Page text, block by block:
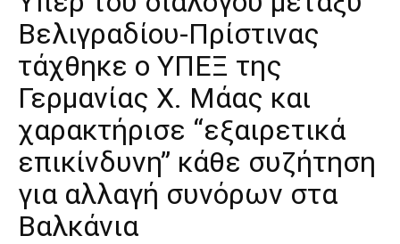
Βελιγραδίου-Πρίστινας
τάχθηκε ο ΥΠΕΞ της
Γερμανίας Χ. Μάας και
χαρακτήρισε “εξαιρετικά
επικίνδυνη” κάθε συζήτηση
για αλλαγή συνόρων στα
Βαλκάνια